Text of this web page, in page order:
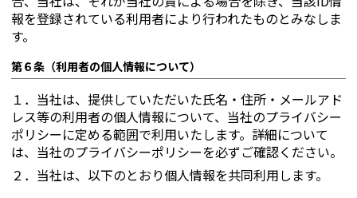
報を登録されている利用者により行われたものとみなしま
す。
第６条（利用者の個人情報について）
１． 当社は、提供していただいた氏名・住所・メールアド
レス等の利用者の個人情報について、当社のプライバシー
ポリシーに定める範囲で利用いたします。詳細について
は、当社のプライバシーポリシーを必ずご確認ください。
２． 当社は、以下のとおり個人情報を共同利用します。